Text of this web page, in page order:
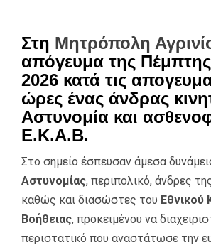
Στη Μητρόπολη
απόγευμα της
2026 κατά τις
ώρες ένας άνδρας
Αστυνομία και
Ε.Κ.Α.Β.
Στο σημείο έσπευσαν άμεσα
Αστυνομίας, περιπολικό, άνδρες
καθώς και διασώστες του Εθνικού
Βοήθειας, προκειμένου να
περιστατικό που αναστάτωσε την